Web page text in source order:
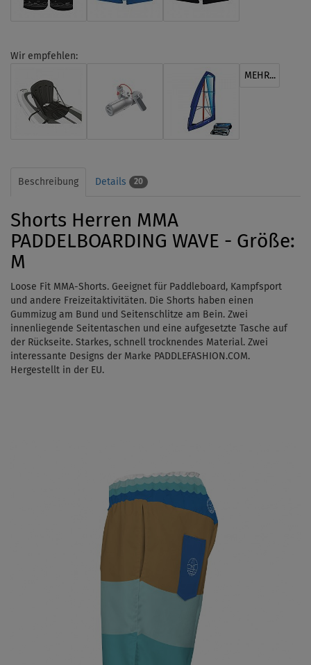
Wir empfehlen:
MEHR...
Beschreibung Details 20
Shorts Herren MMA
PADDELBOARDING WAVE - Größe:
M
Loose Fit MMA-Shorts. Geeignet für Paddleboard, Kampfsport
und andere Freizeitaktivitäten. Die Shorts haben einen
Gummizug am Bund und Seitenschlitze am Bein. Zwei
innenliegende Seitentaschen und eine aufgesetzte Tasche auf
der Rückseite. Starkes, schnell trocknendes Material. Zwei
interessante Designs der Marke PADDLEFASHION.COM.
Hergestellt in der EU.